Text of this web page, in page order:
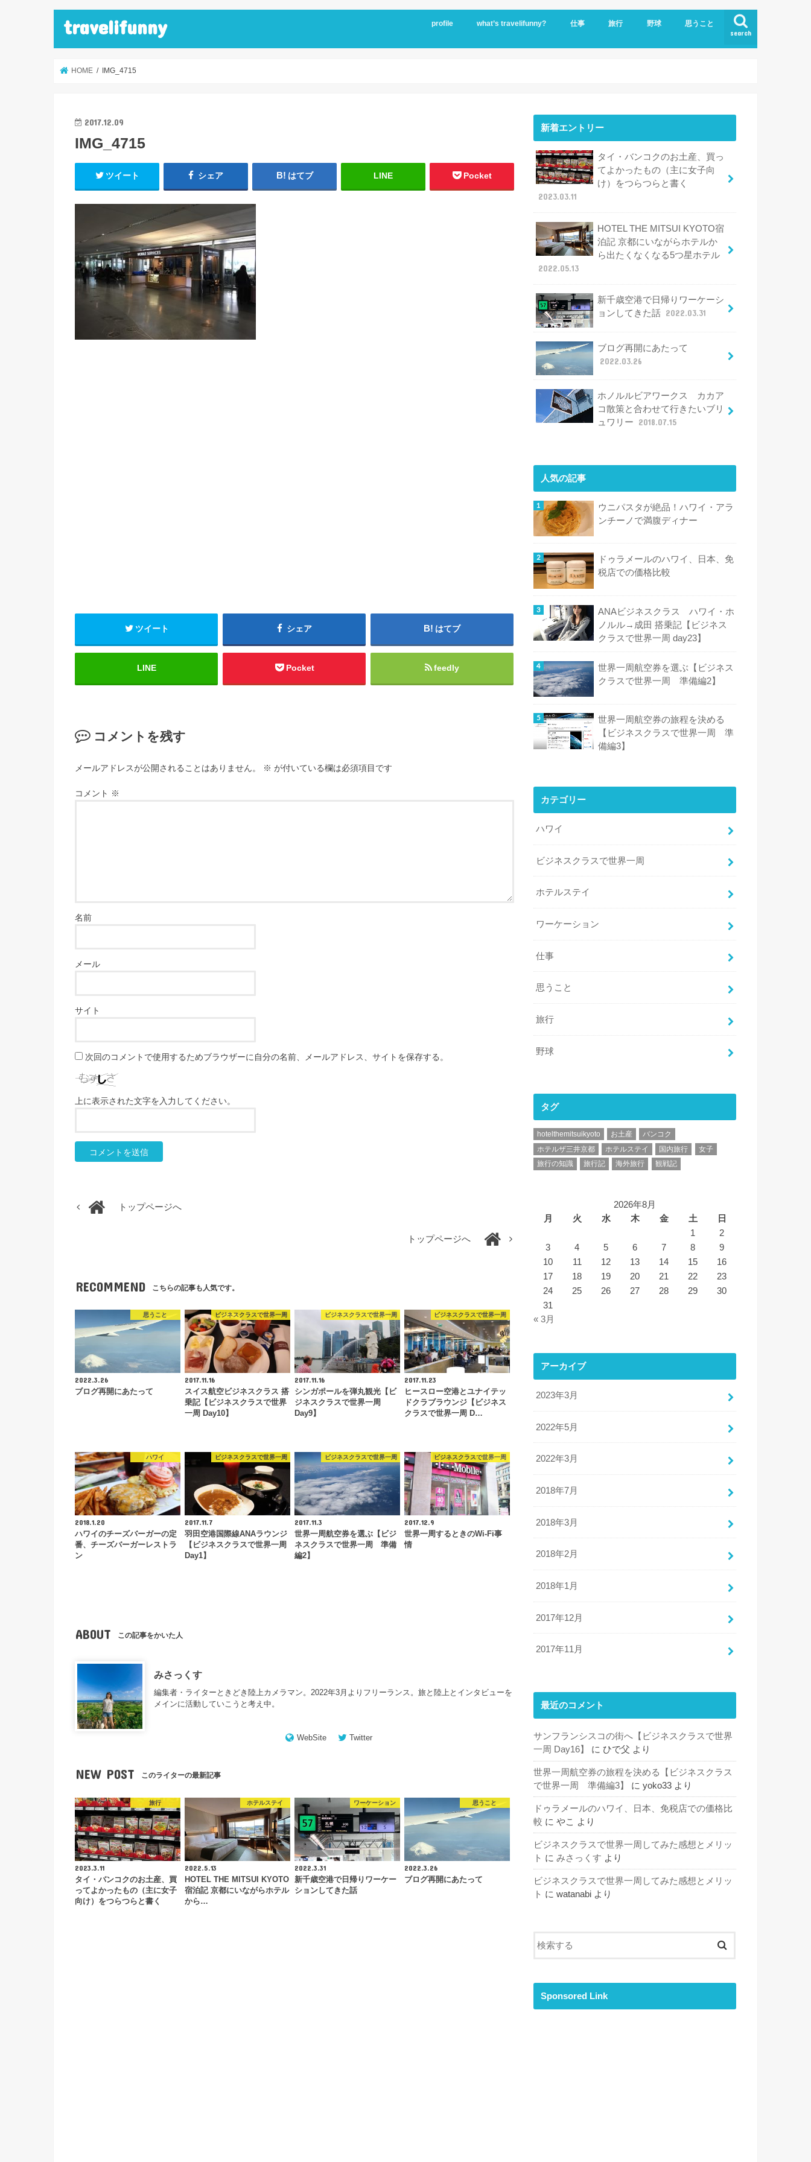
travelifunny search
profile what’s travelifunny? 仕事 旅行
ビジネスクラスで世界一周
ハワイ
野球 思うこと
HOME IMG_4715
2017.12.09
IMG_4715
ツイート シェア はてブ LINE Pocket
ツイート シェア はてブ
LINE Pocket feedly
コメントを残す
メールアドレスが公開されることはありません。 ※ が付いている欄は必須項目です
コメント ※
名前
メール
サイト
次回のコメントで使用するためブラウザーに自分の名前、メールアドレス、サイトを保存する。
上に表示された文字を入力してください。
トップページへ
トップページへ
RECOMMEND こちらの記事も人気です。
思うこと
2022.3.26
ブログ再開にあたって
ビジネスクラスで世界一周
2017.11.16
スイス航空ビジネスクラス 搭
乗記【ビジネスクラスで世界
一周 Day10】
ビジネスクラスで世界一周
2017.11.16
シンガポールを弾丸観光【ビ
ジネスクラスで世界一周
Day9】
ビジネスクラスで世界一周
2017.11.23
ヒースロー空港とユナイテッ
ドクラブラウンジ【ビジネス
クラスで世界一周 D…
ハワイ
2018.1.20
ハワイのチーズバーガーの定
番、チーズバーガーレストラ
ン
ビジネスクラスで世界一周
2017.11.7
羽田空港国際線ANAラウンジ
【ビジネスクラスで世界一周
Day1】
ビジネスクラスで世界一周
2017.11.3
世界一周航空券を選ぶ【ビジ
ネスクラスで世界一周 準備
編2】
ビジネスクラスで世界一周
2017.12.9
世界一周するときのWi-Fi事
情
ABOUT この記事をかいた人
みさっくす
編集者・ライターときどき陸上カメラマン。2022年3月よりフリーランス。旅と陸上とインタビューを
メインに活動していこうと考え中。
WebSite Twitter
NEW POST このライターの最新記事
旅行
2023.3.11
タイ・バンコクのお土産、買
ってよかったもの（主に女子
向け）をつらつらと書く
ホテルステイ
2022.5.13
HOTEL THE MITSUI KYOTO
宿泊記 京都にいながらホテル
から…
ワーケーション
2022.3.31
新千歳空港で日帰りワーケー
ションしてきた話
思うこと
2022.3.26
ブログ再開にあたって
新着エントリー
タイ・バンコクのお土産、買っ
てよかったもの（主に女子向
け）をつらつらと書く
2023.03.11
HOTEL THE MITSUI KYOTO宿
泊記 京都にいながらホテルか
ら出たくなくなる5つ星ホテル
2022.05.13
新千歳空港で日帰りワーケーシ
ョンしてきた話 2022.03.31
ブログ再開にあたって
2022.03.26
ホノルルビアワークス カカア
コ散策と合わせて行きたいブリ
ュワリー
2018.07.15
人気の記事
ウニパスタが絶品！ハワイ・アラ
ンチーノで満腹ディナー
ドゥラメールのハワイ、日本、免
税店での価格比較
ANAビジネスクラス ハワイ・ホ
ノルル→成田 搭乗記【ビジネス
クラスで世界一周 day23】
世界一周航空券を選ぶ【ビジネス
クラスで世界一周 準備編2】
世界一周航空券の旅程を決める
【ビジネスクラスで世界一周 準
備編3】
カテゴリー
ハワイ
ビジネスクラスで世界一周
ホテルステイ
ワーケーション
仕事
思うこと
旅行
野球
タグ
hotelthemitsuikyoto お土産
バンコク
ホテルザ三井京都
ホテルステイ 国内旅行
女子
旅行の知識
旅行記 海外旅行 観戦記
2026年8月
月
火 水 木 金 土
日
1
2
3
4 5 6 7 8
9
10
11 12 13 14 15
16
17
18 19 20 21 22
23
24
25 26 27 28 29
30
31
« 3月
アーカイブ
2023年3月
2022年5月
2022年3月
2018年7月
2018年3月
2018年2月
2018年1月
2017年12月
2017年11月
最近のコメント
サンフランシスコの街へ【ビジネスクラスで世界
一周 Day16】
に ひで父 より
世界一周航空券の旅程を決める【ビジネスクラス
で世界一周 準備編3】
に yoko33 より
ドゥラメールのハワイ、日本、免税店での価格比
較 に やこ より
ビジネスクラスで世界一周してみた感想とメリッ
ト に みさっくす より
ビジネスクラスで世界一周してみた感想とメリッ
ト に watanabi より
Sponsored Link